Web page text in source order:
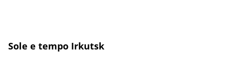
Sole e tempo Irkutsk